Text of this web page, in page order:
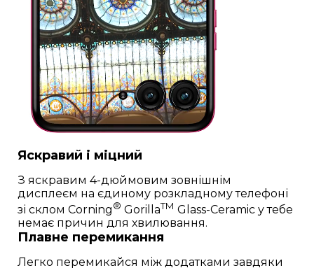
Яскравий і міцний
З яскравим 4-дюймовим зовнішнім
дисплеєм на єдиному розкладному телефоні
зі склом Corning® GorillaTM Glass-Ceramic у тебе
немає причин для хвилювання.
Плавне перемикання
Легко перемикайся між додатками завдяки